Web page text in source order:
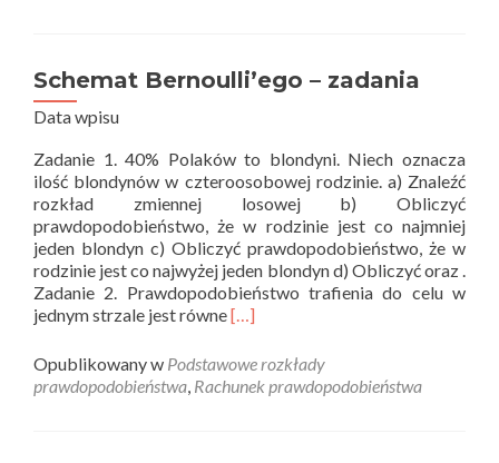
Schemat Bernoulli’ego – zadania
Data wpisu
Zadanie 1. 40% Polaków to blondyni. Niech oznacza
ilość blondynów w czteroosobowej rodzinie. a) Znaleźć
rozkład zmiennej losowej b) Obliczyć
prawdopodobieństwo, że w rodzinie jest co najmniej
jeden blondyn c) Obliczyć prawdopodobieństwo, że w
rodzinie jest co najwyżej jeden blondyn d) Obliczyć oraz .
Zadanie 2. Prawdopodobieństwo trafienia do celu w
jednym strzale jest równeRead
about
Schemat
Bernoulli’ego
[…]
Opublikowany w Podstawowe rozkłady
prawdopodobieństwa, Rachunek prawdopodobieństwa